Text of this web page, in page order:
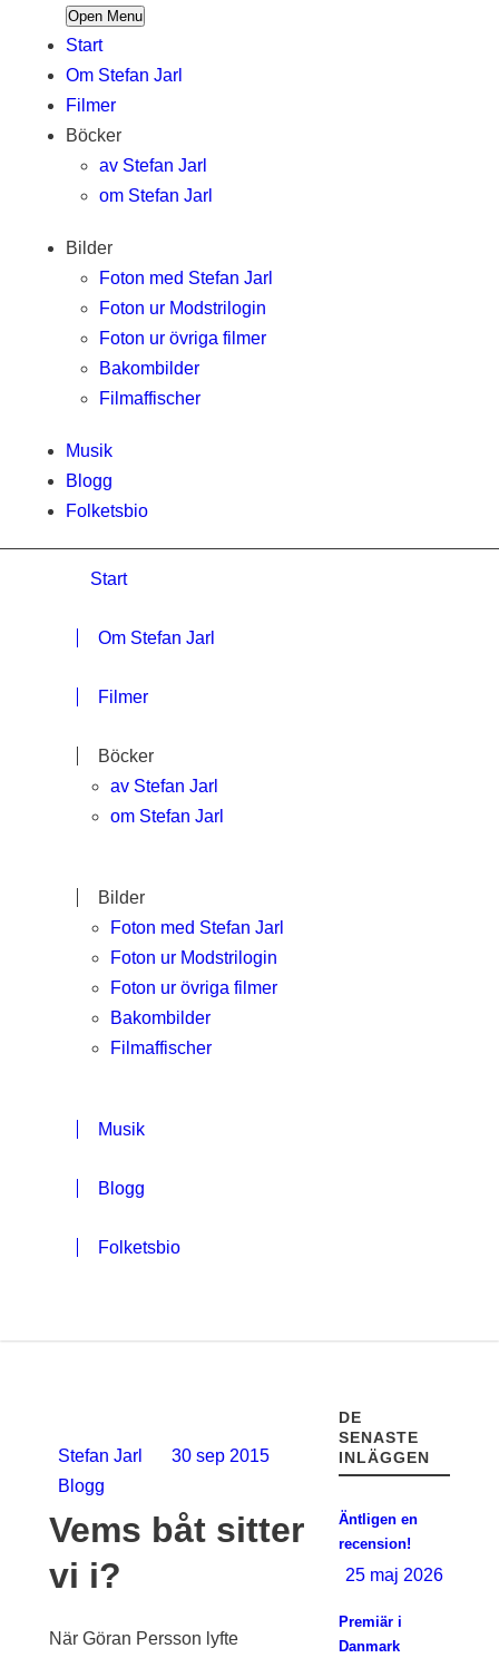
Open Menu
Start
Om Stefan Jarl
Filmer
Böcker
av Stefan Jarl
om Stefan Jarl
Bilder
Foton med Stefan Jarl
Foton ur Modstrilogin
Foton ur övriga filmer
Bakombilder
Filmaffischer
Musik
Blogg
Folketsbio
Start
Om Stefan Jarl
Filmer
Böcker
av Stefan Jarl
om Stefan Jarl
Bilder
Foton med Stefan Jarl
Foton ur Modstrilogin
Foton ur övriga filmer
Bakombilder
Filmaffischer
Musik
Blogg
Folketsbio
Stefan Jarl
30 sep 2015
Blogg
Vems båt sitter
vi i?
När Göran Persson lyfte
DE
SENASTE
INLÄGGEN
Äntligen en
recension!
25 maj 2026
Premiär i
Danmark